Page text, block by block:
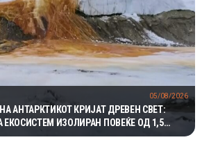
АНТАРКТИКОТ КРИЈАТ ДРЕВЕН СВЕТ:
ЕКОСИСТЕМ ИЗОЛИРАН ПОВЕЌЕ ОД 1,5
05/08/2026